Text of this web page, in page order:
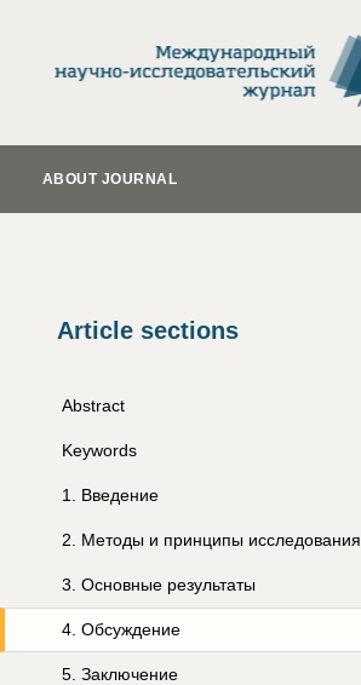
ABOUT JOURNAL
Article sections
Abstract
Keywords
1 Введение
2 Методы и принципы исследования
3 Основные результаты
4 Обсуждение
5 Заключение